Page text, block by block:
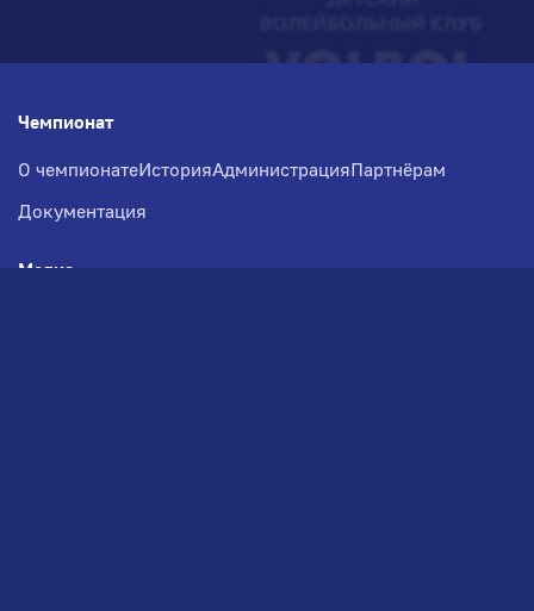
Чемпионат
О чемпионатеИсторияАдминистрацияПартнёрам
Документация
Медиа